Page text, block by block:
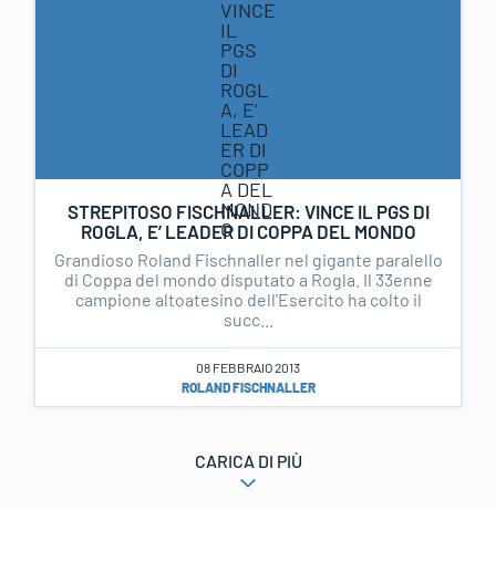
STREPITOSO FISCHNALLER: VINCE IL PGS DI
ROGLA, E’ LEADER DI COPPA DEL MONDO
Grandioso Roland Fischnaller nel gigante paralello
di Coppa del mondo disputato a Rogla. Il 33enne
campione altoatesino dell'Esercito ha colto il
succ...
08 FEBBRAIO 2013
ROLAND FISCHNALLER
CARICA DI PIÙ